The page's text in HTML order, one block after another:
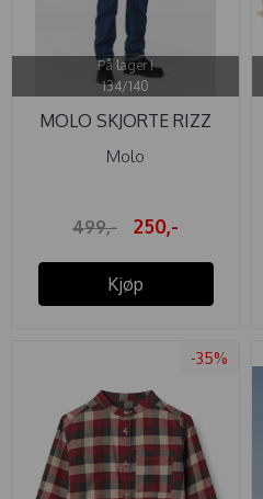
På lager i
134/140
MOLO SKJORTE RIZZ
RØD/BRUN ...
Molo
499,- 250,-
Kjøp
-35%